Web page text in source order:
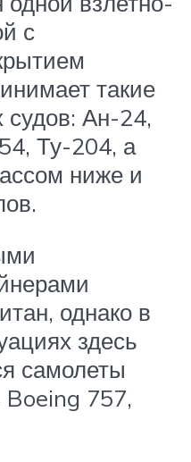
с
такие
Ан-24,
Ту-204, а
ниже и
однако в
здесь
самолеты
Boeing 757,